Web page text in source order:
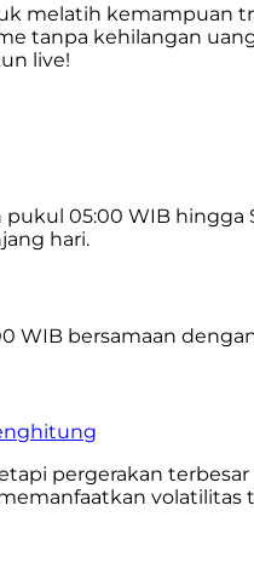
melatih kemampuan
tanpa kehilangan
live!
05:00 WIB
hari.
WIB bersamaan
pergerakan
volatilitas